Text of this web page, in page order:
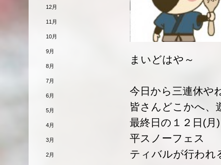
まいどはや～
今日から三連休や
皆さんどこかへ、
最終日の１２日(
平スノーフェス
ティバルが行われ
12月
11月
10月
9月
8月
7月
6月
5月
4月
3月
2月